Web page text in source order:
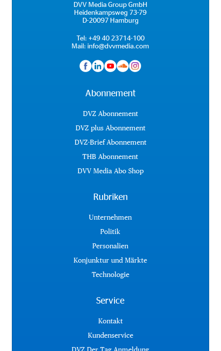
DVV Media Group GmbH
Heidenkampsweg 73-79
D-20097 Hamburg
Tel: +49 40 23714-100
Mail: info@dvvmedia.com
Abonnement
DVZ Abonnement
DVZ plus Abonnement
DVZ-Brief Abonnement
THB Abonnement
DVV Media Abo Shop
Rubriken
Unternehmen
Politik
Personalien
Konjunktur und Märkte
Technologie
Service
Kontakt
Kundenservice